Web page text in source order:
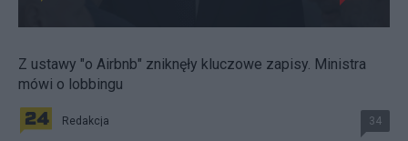
Z ustawy "o Airbnb" zniknęły kluczowe zapisy. Ministra
mówi o lobbingu
Redakcja 34